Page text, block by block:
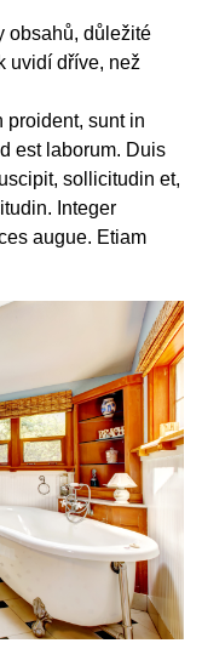
obsahů, důležité
uvidí dříve, než
proident, sunt in
est laborum. Duis
sollicitudin et,
Integer
augue. Etiam